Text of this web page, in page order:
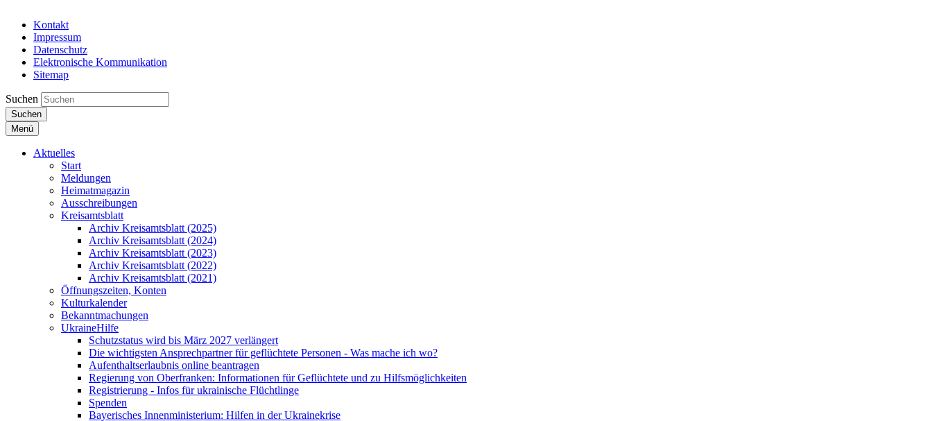
Kontakt
Impressum
Datenschutz
Elektronische Kommunikation
Sitemap
Suchen
Suchen
Menü
Aktuelles
Start
Meldungen
Heimatmagazin
Ausschreibungen
Kreisamtsblatt
Archiv Kreisamtsblatt (2025)
Archiv Kreisamtsblatt (2024)
Archiv Kreisamtsblatt (2023)
Archiv Kreisamtsblatt (2022)
Archiv Kreisamtsblatt (2021)
Öffnungszeiten, Konten
Kulturkalender
Bekanntmachungen
UkraineHilfe
Schutzstatus wird bis März 2027 verlängert
Die wichtigsten Ansprechpartner für geflüchtete Personen - Was mache ich wo?
Aufenthaltserlaubnis online beantragen
Regierung von Oberfranken: Informationen für Geflüchtete und zu Hilfsmöglichkeiten
Registrierung - Infos für ukrainische Flüchtlinge
Spenden
Bayerisches Innenministerium: Hilfen in der Ukrainekrise